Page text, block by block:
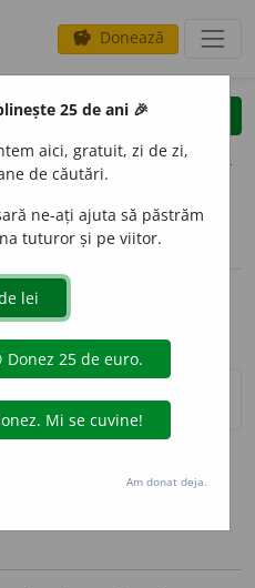
savings Donează
clear
opțiuni
(45)
25 de ani 🎉
aici, gratuit, zi de zi,
de căutări.
ne-ați ajuta să păstrăm
tuturor și pe viitor.
Am donat deja.